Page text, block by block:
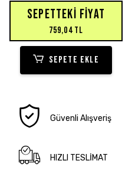
SEPETTEKI FIYAT
759,04 TL
SEPETE EKLE
Güvenli Alışveriş
HIZLI TESLİMAT